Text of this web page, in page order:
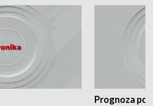
Prognoza